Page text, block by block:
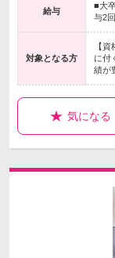
給与
■大
与2
対象となる方
【
に付
績が
気になる